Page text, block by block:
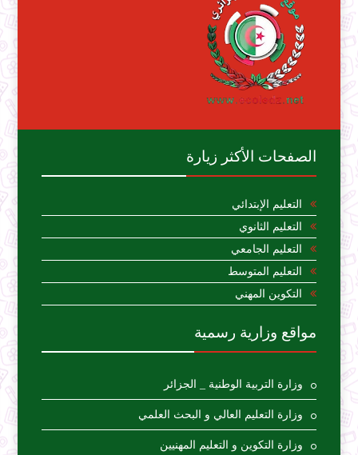
الصفحات الأكثر زيارة
التعليم الإبتدائي
التعليم الثانوي
التعليم الجامعي
التعليم المتوسط
التكوين المهني
مواقع وزارية رسمية
وزارة التربية الوطنية _ الجزائر
وزارة التعليم العالي و البحث العلمي
وزارة التكوين و التعليم المهنيين